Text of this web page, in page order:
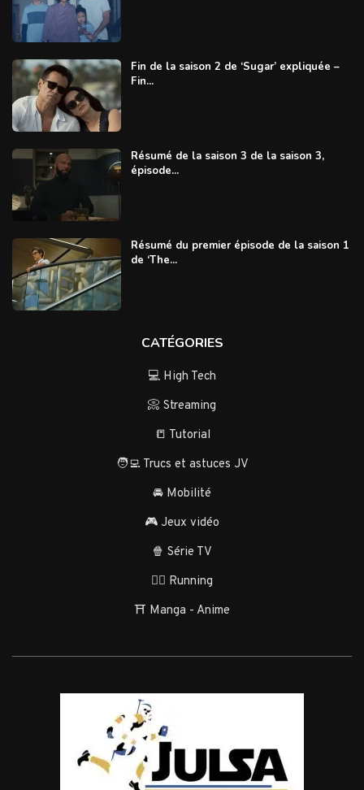
Fin de la saison 2 de ‘Sugar’ expliquée –
Fin...
Résumé de la saison 3 de la saison 3,
épisode...
Résumé du premier épisode de la saison 1
de ‘The...
CATÉGORIES
💻 High Tech
📀 Streaming
📒 Tutorial
🧑‍💻 Trucs et astuces JV
🚘 Mobilité
🎮 Jeux vidéo
🍿 Série TV
🏃‍♂️ Running
⛩️ Manga - Anime